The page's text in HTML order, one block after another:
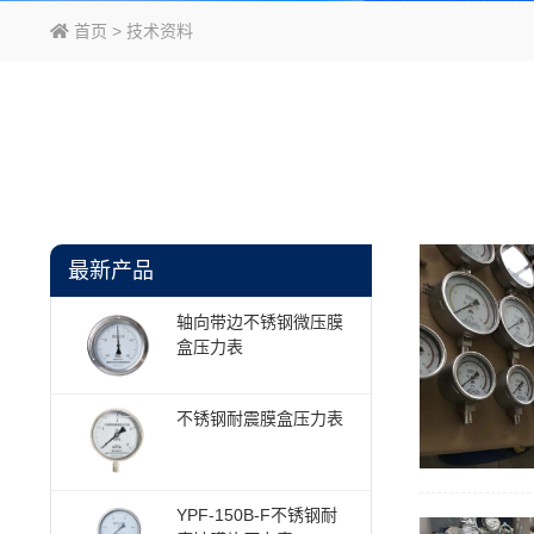
首页 > 技术资料
最新产品
轴向带边不锈钢微压膜
盒压力表
不锈钢耐震膜盒压力表
YPF-150B-F不锈钢耐